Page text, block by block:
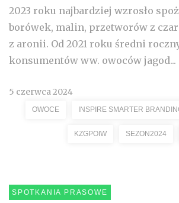
2023 roku najbardziej wzrosło
borówek, malin, przetworów z
z aronii. Od 2021 roku średni
konsumentów ww. owoców jagod...
5 czerwca 2024
OWOCE INSPIRE SMARTER
KZGPOIW SEZON2024
SPOTKANIA PRASOWE